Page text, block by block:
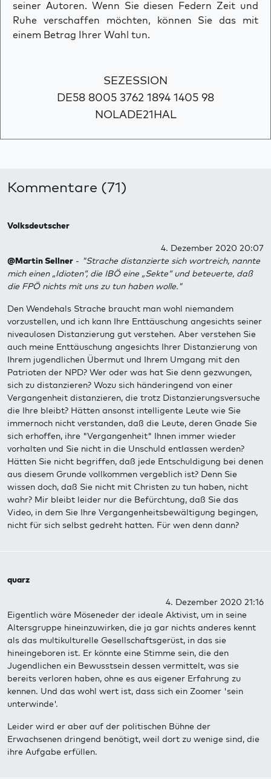
seiner Autoren. Wenn Sie diesen Federn Zeit und
Ruhe verschaffen möchten, können Sie das mit
einem Betrag Ihrer Wahl tun.
SEZESSION
DE58 8005 3762 1894 1405 98
NOLADE21HAL
Kommentare (71)
Volksdeutscher
4. Dezember 2020 20:07
@Martin Sellner - "Strache distanzierte sich wortreich, nannte
mich einen „Idioten“, die IBÖ eine „Sekte“ und beteuerte, daß
die FPÖ nichts mit uns zu tun haben wolle."
Den Wendehals Strache braucht man wohl niemandem
vorzustellen, und ich kann Ihre Enttäuschung angesichts seiner
niveaulosen Distanzierung gut verstehen. Aber verstehen Sie
auch meine Enttäuschung angesichts Ihrer Distanzierung von
Ihrem jugendlichen Übermut und Ihrem Umgang mit den
Patrioten der NPD? Wer oder was hat Sie denn gezwungen,
sich zu distanzieren? Wozu sich händeringend von einer
Vergangenheit distanzieren, die trotz Distanzierungsversuche
die Ihre bleibt? Hätten ansonst intelligente Leute wie Sie
immernoch nicht verstanden, daß die Leute, deren Gnade Sie
sich erhoffen, ihre "Vergangenheit" Ihnen immer wieder
vorhalten und Sie nicht in die Unschuld entlassen werden?
Hätten Sie nicht begriffen, daß jede Entschuldigung bei denen
aus diesem Grunde vollkommen vergeblich ist? Denn Sie
wissen doch, daß Sie nicht mit Christen zu tun haben, nicht
wahr? Mir bleibt leider nur die Befürchtung, daß Sie das
Video, in dem Sie Ihre Vergangenheitsbewältigung begingen,
nicht für sich selbst gedreht hatten. Für wen denn dann?
quarz
4. Dezember 2020 21:16
Eigentlich wäre Möseneder der ideale Aktivist, um in seine
Altersgruppe hineinzuwirken, die ja gar nichts anderes kennt
als das multikulturelle Gesellschaftsgerüst, in das sie
hineingeboren ist. Er könnte eine Stimme sein, die den
Jugendlichen ein Bewusstsein dessen vermittelt, was sie
bereits verloren haben, ohne es aus eigener Erfahrung zu
kennen. Und das wohl wert ist, dass sich ein Zoomer 'sein
unterwinde'.
Leider wird er aber auf der politischen Bühne der
Erwachsenen dringend benötigt, weil dort zu wenige sind, die
ihre Aufgabe erfüllen.